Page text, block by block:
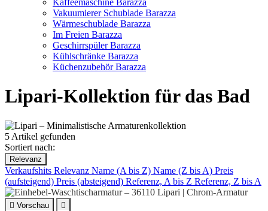
Vakuumierer Schublade Barazza
Wärmeschublade Barazza
Im Freien Barazza
Geschirrspüler Barazza
Kühlschränke Barazza
Küchenzubehör Barazza
Lipari-Kollektion für das Bad
5 Artikel gefunden
Sortiert nach:
Relevanz
Verkaufshits Relevanz Name (A bis Z) Name (Z bis A) Preis
(aufsteigend) Preis (absteigend) Referenz, A bis Z Referenz, Z bis A
 Vorschau 